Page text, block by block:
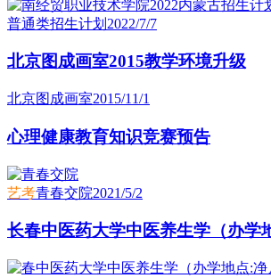
普通类招生计划 2022/7/7
北京图成画室2015教学环境升级
北京图成画室2015/11/1
心理健康教育知识竞赛预告
艺考青春交院2021/5/2
长春中医药大学中医养生学（办学